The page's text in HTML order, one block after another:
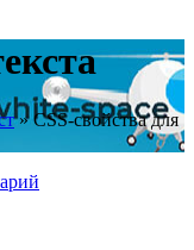
»CSS-свойства для